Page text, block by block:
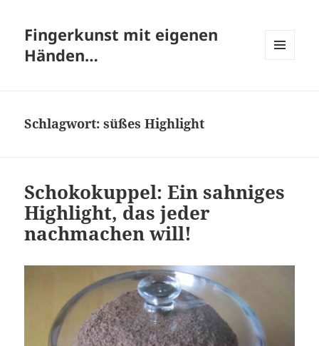
Fingerkunst mit eigenen
Händen…
Schlagwort:süßes Highlight
Schokokuppel: Ein sahniges
Highlight, das jeder
nachmachen will!